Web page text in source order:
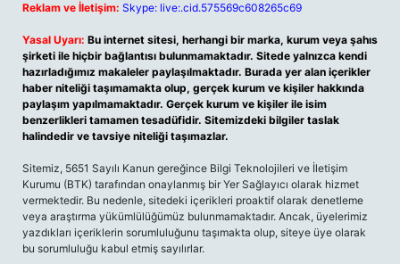
Reklam ve İletişim: Skype: live:.cid.575569c608265c69
Yasal Uyarı: Bu internet sitesi, herhangi bir marka, kurum veya şahıs
şirketi ile hiçbir bağlantısı bulunmamaktadır. Sitede yalnızca kendi
hazırladığımız makaleler paylaşılmaktadır. Burada yer alan içerikler
haber niteliği taşımamakta olup, gerçek kurum ve kişiler hakkında
paylaşım yapılmamaktadır. Gerçek kurum ve kişiler ile isim
benzerlikleri tamamen tesadüfidir. Sitemizdeki bilgiler taslak
halindedir ve tavsiye niteliği taşımazlar.
Sitemiz, 5651 Sayılı Kanun gereğince Bilgi Teknolojileri ve İletişim
Kurumu (BTK) tarafından onaylanmış bir Yer Sağlayıcı olarak hizmet
vermektedir. Bu nedenle, sitedeki içerikleri proaktif olarak denetleme
veya araştırma yükümlülüğümüz bulunmamaktadır. Ancak, üyelerimiz
yazdıkları içeriklerin sorumluluğunu taşımakta olup, siteye üye olarak
bu sorumluluğu kabul etmiş sayılırlar.